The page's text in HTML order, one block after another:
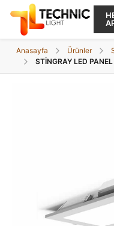
Ne arıyorsunuz?
Anasayfa Ürünler
STİNGRAY LED